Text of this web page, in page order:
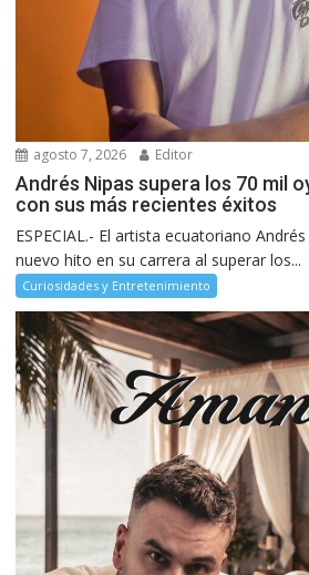
agosto 7, 2026 Editor
Andrés Nipas supera los 70 mil
con sus más recientes éxitos
ESPECIAL.- El artista ecuatoriano
nuevo hito en su carrera al superar los...
Curiosidades y Entretenimiento